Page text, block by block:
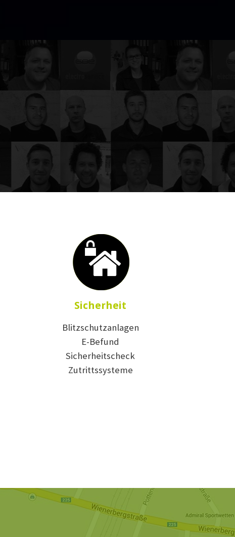
Sicherheit
Blitzschutzanlagen
E-Befund
Sicherheitscheck
Zutrittssysteme